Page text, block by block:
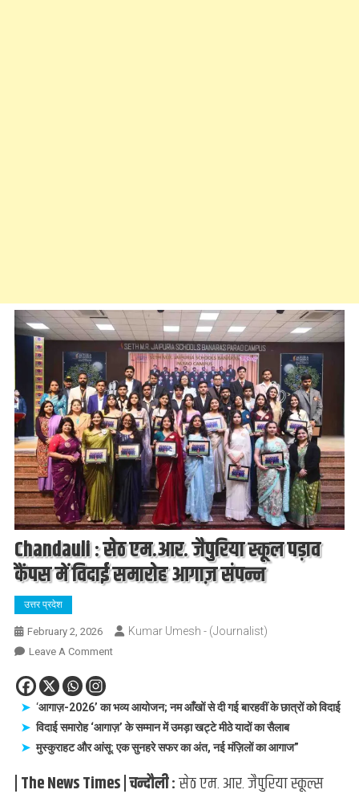
Chandauli : सेठ एम.आर. जैपुरिया स्कूल पड़ाव
कैंपस में विदाई समारोह आगाज़ संपन्न
उत्तर प्रदेश
February 2, 2026 Kumar Umesh - (Journalist)
Leave A CommentOn
सेठ
एम.आर.
जैपुरिया
पड़ाव
‘आगाज़-2026’ का भव्य आयोजन; नम आँखों से दी गई बारहवीं के छात्रों को विदाई
विदाई समारोह ‘आगाज़’ के सम्मान में उमड़ा खट्टे मीठे यादों का सैलाब
मुस्कुराहट और आंसू: एक सुनहरे सफर का अंत, नई मंज़िलों का आगाज”
| The News Times | चन्दौली :सेठ एम. आर. जैपुरिया स्कूल्स